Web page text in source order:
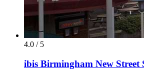
4.0 / 5
ibis Birmingham New Street